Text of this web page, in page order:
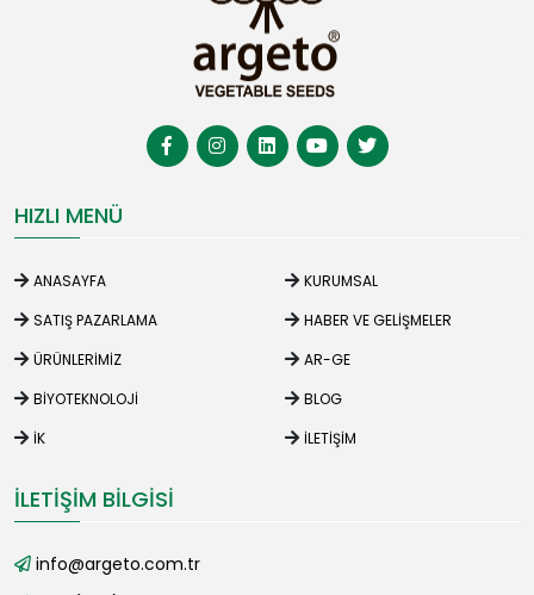
HIZLI MENÜ
ANASAYFA
KURUMSAL
SATIŞ PAZARLAMA
HABER VE GELIŞMELER
ÜRÜNLERIMIZ
AR-GE
BIYOTEKNOLOJI
BLOG
İK
İLETIŞIM
İLETIŞIM BILGISI
info@argeto.com.tr